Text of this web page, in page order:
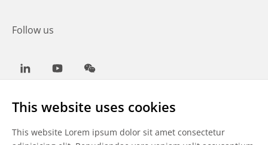
This website uses cookies
This website Lorem ipsum dolor sit amet consectetur
Follow us
LinkedInYoutubeWeChat
Общие условия